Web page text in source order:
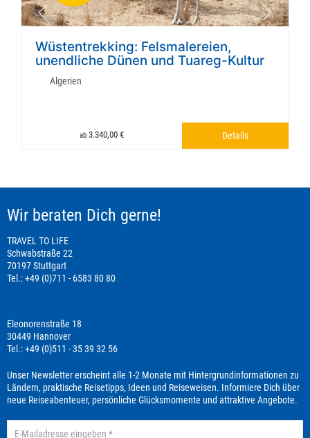
Wüstentrekking: Felsmalereien,
unendliche Dünen und Tuareg-Kultur
Algerien
ab 3.340,00 € Details
Wir beraten Dich gerne!
TRAVEL TO LIFE
Schwabstraße 22
70197 Stuttgart
Tel.: +49 (0)711 - 6583 80 80
Eleonorenstraße 18
30449 Hannover
Tel.: +49 (0)511 - 35 39 32 56
Unser Newsletter erscheint alle 1-2 Monate mit Hintergrundinformationen zu
Ländern, praktische Reisetipps, Ideen und Reiseweisen. Informiere Dich über
neue Reiseabenteuer, persönliche Glücksmomente und attraktive Angebote.